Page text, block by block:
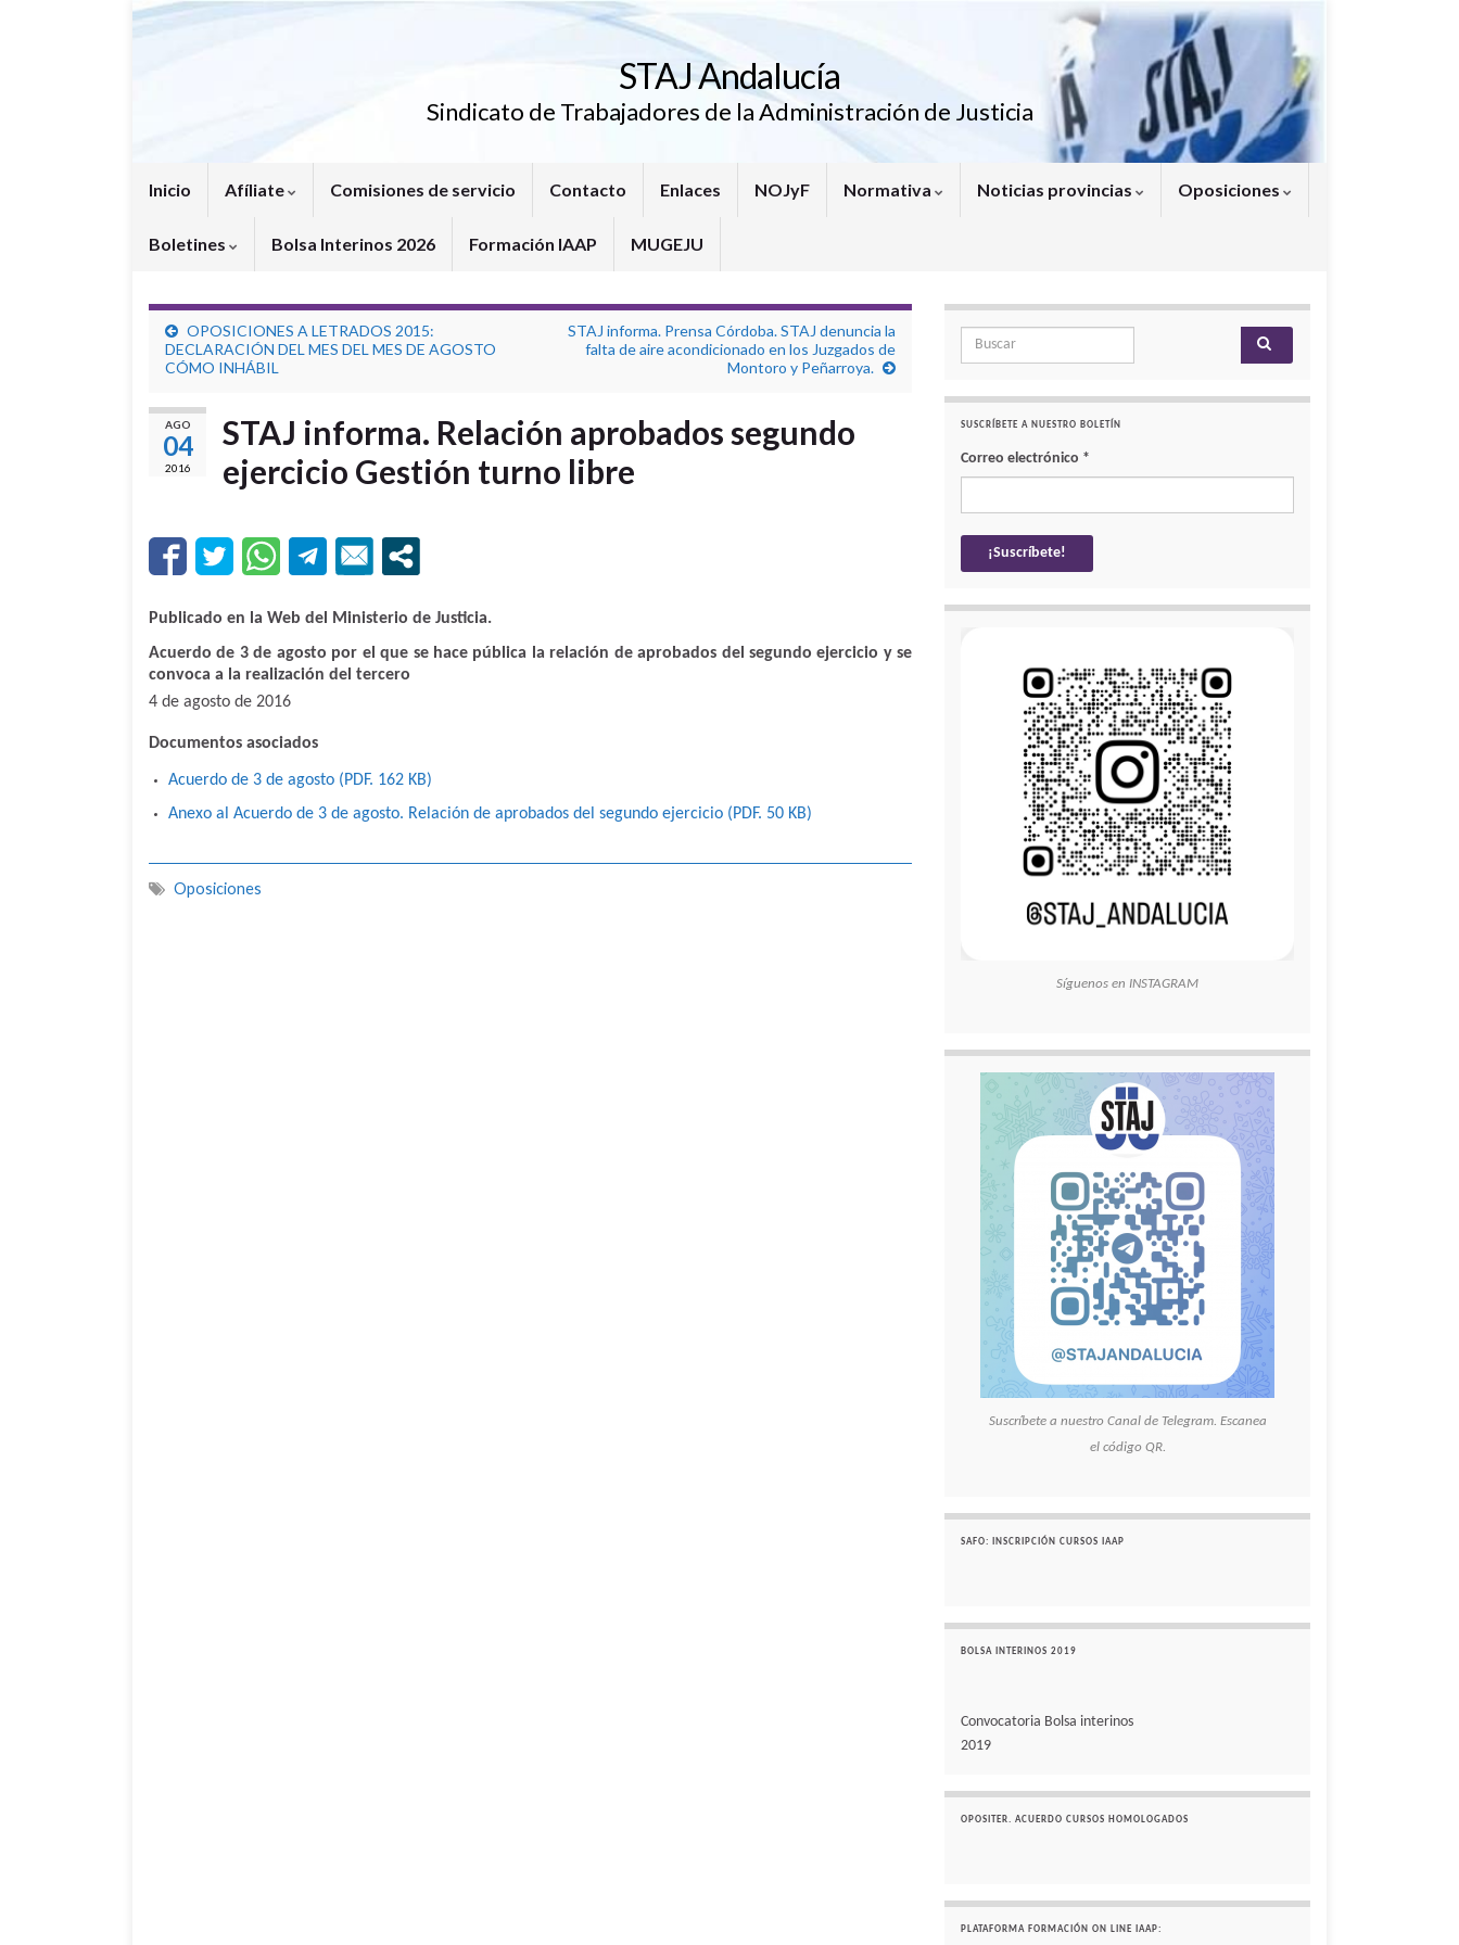
STAJ Andalucía
Sindicato de Trabajadores de la Administración de Justicia
Inicio Afíliate Comisiones de servicio Contacto Enlaces NOJyF Normativa Noticias provincias Oposiciones
Boletines Bolsa Interinos 2026 Formación IAAP MUGEJU
OPOSICIONES A LETRADOS 2015:
DECLARACIÓN DEL MES DEL MES DE AGOSTO
CÓMO INHÁBIL
STAJ informa. Prensa Córdoba. STAJ denuncia la
falta de aire acondicionado en los Juzgados de
Montoro y Peñarroya.
AGO
04
2016
STAJ informa. Relación aprobados segundo
ejercicio Gestión turno libre
Publicado en la Web del Ministerio de Justicia.
Acuerdo de 3 de agosto por el que se hace pública la relación de aprobados del segundo ejercicio y se
convoca a la realización del tercero
4 de agosto de 2016
Documentos asociados
Acuerdo de 3 de agosto (PDF. 162 KB)
Anexo al Acuerdo de 3 de agosto. Relación de aprobados del segundo ejercicio (PDF. 50 KB)
Oposiciones
Search for:
SUSCRÍBETE A NUESTRO BOLETÍN
Correo electrónico *
Síguenos en INSTAGRAM
Suscríbete a nuestro Canal de Telegram. Escanea
el código QR.
SAFO: INSCRIPCIÓN CURSOS IAAP
BOLSA INTERINOS 2019
Convocatoria Bolsa interinos
2019
OPOSITER. ACUERDO CURSOS HOMOLOGADOS
PLATAFORMA FORMACIÓN ON LINE IAAP: